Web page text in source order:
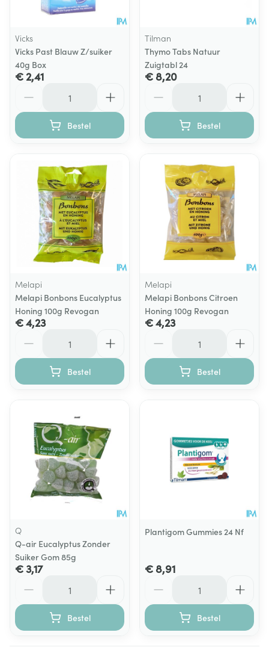
Vicks
Vicks Past Blauw Z/suiker
40g Box
€ 2,41
Bestel
Tilman
Thymo Tabs Natuur
Zuigtabl 24
€ 8,20
Bestel
Melapi
Melapi Bonbons Eucalyptus
Honing 100g Revogan
€ 4,23
Bestel
Melapi
Melapi Bonbons Citroen
Honing 100g Revogan
€ 4,23
Bestel
Q
Q-air Eucalyptus Zonder
Suiker Gom 85g
€ 3,17
Bestel
Plantigom Gummies 24 Nf
€ 8,91
Bestel